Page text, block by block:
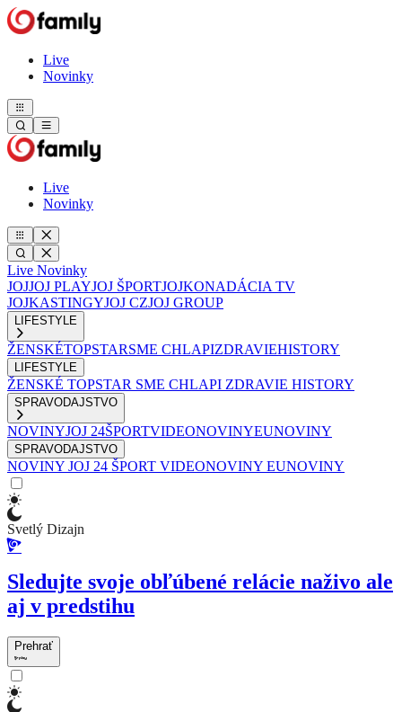
Live
Novinky
Live
Novinky
Live Novinky
JOJJOJ PLAYJOJ ŠPORTJOJKONADÁCIA TV
JOJKASTINGYJOJ CZJOJ GROUP
LIFESTYLE
ŽENSKÉTOPSTARSME CHLAPIZDRAVIEHISTORY
LIFESTYLE
ŽENSKÉ TOPSTAR SME CHLAPI ZDRAVIE HISTORY
SPRAVODAJSTVO
NOVINYJOJ 24ŠPORTVIDEONOVINYEUNOVINY
SPRAVODAJSTVO
NOVINY JOJ 24 ŠPORT VIDEONOVINY EUNOVINY
Svetlý Dizajn
Sledujte svoje obľúbené relácie naživo ale
aj v predstihu
Prehrať